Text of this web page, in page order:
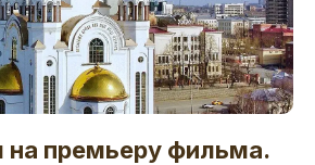
премьеру фильма.